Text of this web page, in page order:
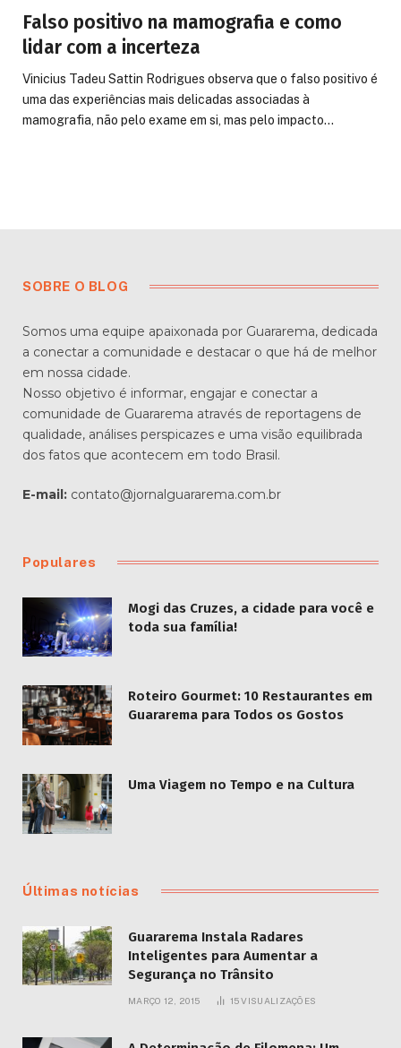
Falso positivo na mamografia e como
lidar com a incerteza
Vinicius Tadeu Sattin Rodrigues observa que o falso positivo é
uma das experiências mais delicadas associadas à
mamografia, não pelo exame em si, mas pelo impacto…
SOBRE O BLOG
Somos uma equipe apaixonada por Guararema, dedicada
a conectar a comunidade e destacar o que há de melhor
em nossa cidade.
Nosso objetivo é informar, engajar e conectar a
comunidade de Guararema através de reportagens de
qualidade, análises perspicazes e uma visão equilibrada
dos fatos que acontecem em todo Brasil.
E-mail: contato@jornalguararema.com.br
Populares
Mogi das Cruzes, a cidade para você e
toda sua família!
Roteiro Gourmet: 10 Restaurantes em
Guararema para Todos os Gostos
Uma Viagem no Tempo e na Cultura
Últimas notícias
Guararema Instala Radares
Inteligentes para Aumentar a
Segurança no Trânsito
MARÇO 12, 2015 15VISUALIZAÇÕES